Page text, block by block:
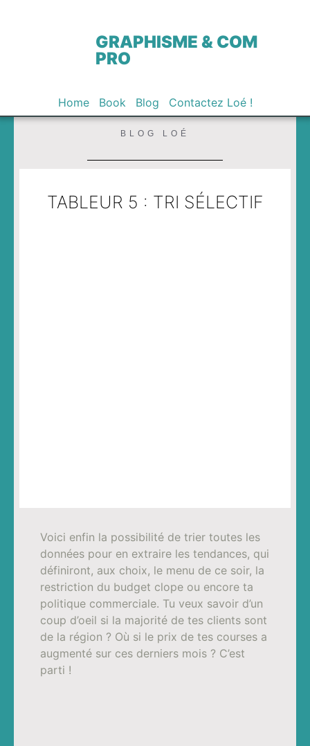
GRAPHISME & COM
PRO
Home Book Blog Contactez Loé !
BLOG LOÉ
TABLEUR 5 : TRI SÉLECTIF
Voici enfin la possibilité de trier toutes les
données pour en extraire les tendances, qui
définiront, aux choix, le menu de ce soir, la
restriction du budget clope ou encore ta
politique commerciale. Tu veux savoir d’un
coup d’oeil si la majorité de tes clients sont
de la région ? Où si le prix de tes courses a
augmenté sur ces derniers mois ? C’est
parti !